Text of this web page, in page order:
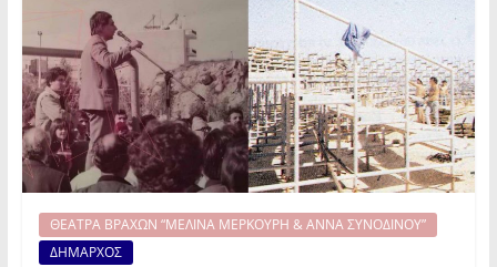
ΘΕΑΤΡΑ ΒΡΑΧΩΝ “ΜΕΛΙΝΑ ΜΕΡΚΟΥΡΗ & ΑΝΝΑ ΣΥΝΟΔΙΝΟΥ”
ΔΗΜΑΡΧΟΣ